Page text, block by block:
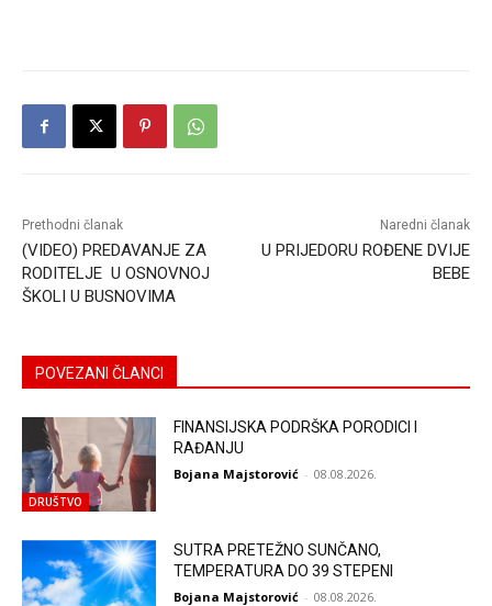
Prethodni članak
(VIDEO) PREDAVANJE ZA
RODITELJE U OSNOVNOJ
ŠKOLI U BUSNOVIMA
Naredni članak
U PRIJEDORU ROĐENE DVIJE
BEBE
POVEZANI ČLANCI
DRUŠTVO
FINANSIJSKA PODRŠKA PORODICI I
RAĐANJU
Bojana Majstorović - 08.08.2026.
SUTRA PRETEŽNO SUNČANO,
TEMPERATURA DO 39 STEPENI
Bojana Majstorović - 08.08.2026.